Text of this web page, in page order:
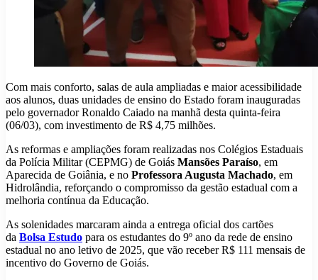
Com mais conforto, salas de aula ampliadas e maior acessibilidade
aos alunos, duas unidades de ensino do Estado foram inauguradas
pelo governador Ronaldo Caiado na manhã desta quinta-feira
(06/03), com investimento de R$ 4,75 milhões.
As reformas e ampliações foram realizadas nos Colégios Estaduais
da Polícia Militar (CEPMG) de Goiás Mansões Paraíso, em
Aparecida de Goiânia, e no Professora Augusta Machado, em
Hidrolândia, reforçando o compromisso da gestão estadual com a
melhoria contínua da Educação.
As solenidades marcaram ainda a entrega oficial dos cartões
da Bolsa Estudo para os estudantes do 9º ano da rede de ensino
estadual no ano letivo de 2025, que vão receber R$ 111 mensais de
incentivo do Governo de Goiás.